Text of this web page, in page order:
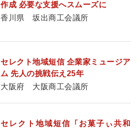
作成 必要な支援へスムーズに
香川県 坂出商工会議所
セレクト地域短信 企業家ミュージア
ム 先人の挑戦伝え25年
大阪府 大阪商工会議所
セレクト地域短信 「お菓子ぃ共和